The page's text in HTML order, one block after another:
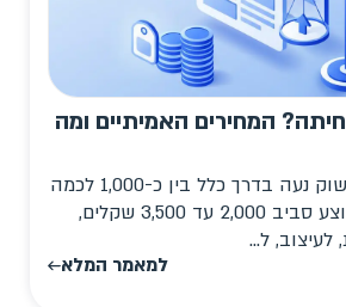
המחירים האמיתיים ומה
עלות דף נחיתה בשוק נעה בדרך כלל בין כ-1,000 לכמה
אלפי שקלים, בממוצע סביב 2,000 עד 3,500 שקלים,
ל...
למאמר המלא